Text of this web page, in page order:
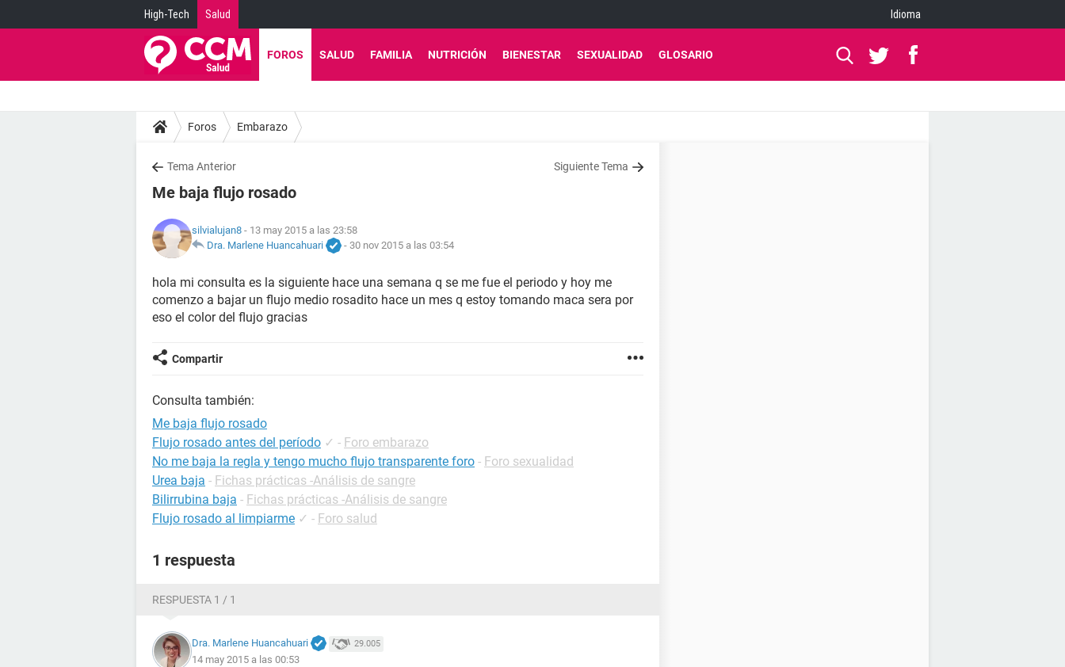
High-Tech Salud Idioma
FOROS SALUD FAMILIA NUTRICIÓN BIENESTAR SEXUALIDAD GLOSARIO
Foros Embarazo
Tema Anterior Siguiente Tema
Me baja flujo rosado
silvialujan8 - 13 may 2015 a las 23:58
Dra. Marlene Huancahuari
- 30 nov 2015 a las 03:54
hola mi consulta es la siguiente hace una semana q se me fue el periodo y hoy me
comenzo a bajar un flujo medio rosadito hace un mes q estoy tomando maca sera por
eso el color del flujo gracias
Compartir
Consulta también:
Me baja flujo rosado
Flujo rosado antes del período ✓ - Foro embarazo
No me baja la regla y tengo mucho flujo transparente foro - Foro sexualidad
Urea baja - Fichas prácticas -Análisis de sangre
Bilirrubina baja - Fichas prácticas -Análisis de sangre
Flujo rosado al limpiarme ✓ - Foro salud
1 respuesta
RESPUESTA 1 / 1
Dra. Marlene Huancahuari 29.005
14 may 2015 a las 00:53